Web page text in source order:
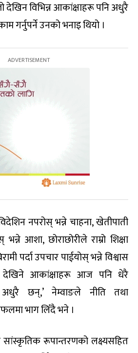
देखिन विभिन्न आकांक्षाहरू पनि अधुरै
गर्नुपर्ने उनको भनाइ थियो ।
नपरोस् भन्ने चाहना, खेतीपाती
आशा, छोराछोरीले राम्रो शिक्षा
पर्दा उपचार पाईयोस् भन्ने विश्वास
देखिने आकांक्षाहरू आज पनि धेरै
छन्,’ नेम्वाङले नीति तथा
भाग लिँदै भने ।
रूपान्तरणको लक्ष्यसहित